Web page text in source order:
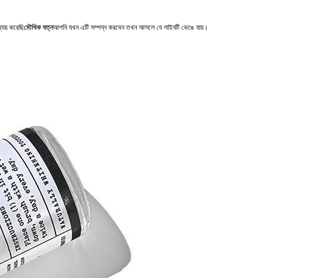
করেছিমৌখিক যত্নআপনি যখন এটি সম্পন্ন করবেন তখন আসলে যে লাইনটি ভেঙে যায়।